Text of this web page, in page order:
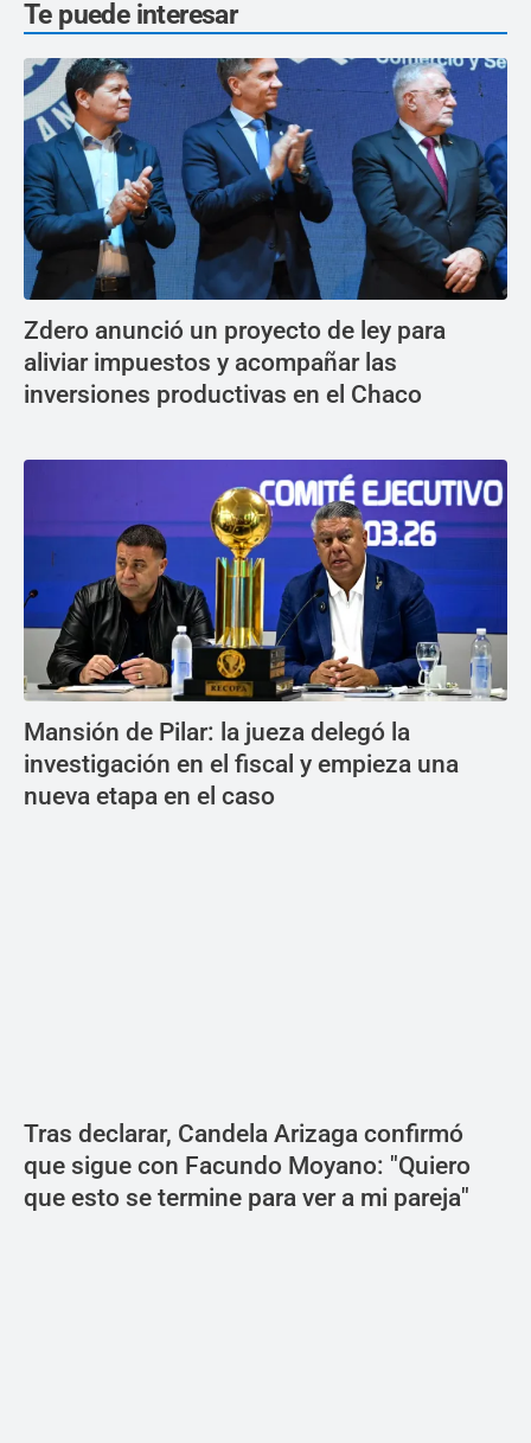
Te puede interesar
Zdero anunció un proyecto de ley para
aliviar impuestos y acompañar las
inversiones productivas en el Chaco
Mansión de Pilar: la jueza delegó la
investigación en el fiscal y empieza una
nueva etapa en el caso
Tras declarar, Candela Arizaga confirmó
que sigue con Facundo Moyano: "Quiero
que esto se termine para ver a mi pareja"